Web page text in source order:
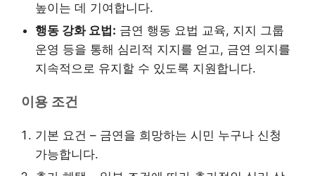
높이는 데 기여합니다.
행동 강화 요법: 금연 행동 요법 교육, 지지 그룹
운영 등을 통해 심리적 지지를 얻고, 금연 의지를
지속적으로 유지할 수 있도록 지원합니다.
이용 조건
기본 요건 – 금연을 희망하는 시민 누구나 신청
가능합니다.